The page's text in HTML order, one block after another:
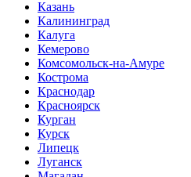
Казань
Калининград
Калуга
Кемерово
Комсомольск-на-Амуре
Кострома
Краснодар
Красноярск
Курган
Курск
Липецк
Луганск